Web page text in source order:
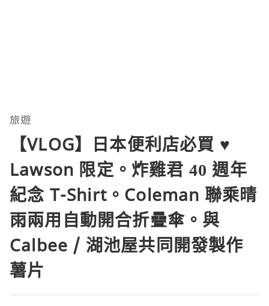
旅遊
【VLOG】日本便利店必買 ♥
Lawson 限定。炸雞君 40 週年
紀念 T-Shirt。Coleman 聯乘晴
雨兩用自動開合折疊傘。與
Calbee / 湖池屋共同開發製作
薯片